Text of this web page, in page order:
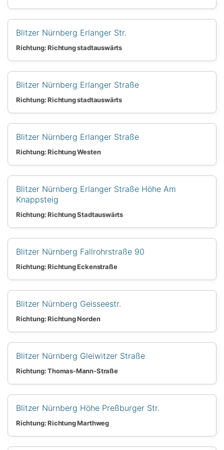
Blitzer Nürnberg Erlanger Str.
Richtung: Richtung stadtauswärts
Blitzer Nürnberg Erlanger Straße
Richtung: Richtung stadtauswärts
Blitzer Nürnberg Erlanger Straße
Richtung: Richtung Westen
Blitzer Nürnberg Erlanger Straße Höhe Am
Knappsteig
Richtung: Richtung Stadtauswärts
Blitzer Nürnberg Fallrohrstraße 90
Richtung: Richtung Eckenstraße
Blitzer Nürnberg Geisseestr.
Richtung: Richtung Norden
Blitzer Nürnberg Gleiwitzer Straße
Richtung: Thomas-Mann-Straße
Blitzer Nürnberg Höhe Preßburger Str.
Richtung: Richtung Marthweg